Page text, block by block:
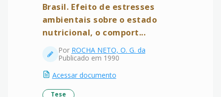
Brasil. Efeito de estresses
ambientais sobre o estado
nutricional, o comport...
Por ROCHA NETO, O. G. da
Publicado em 1990
Acessar documento
Tese